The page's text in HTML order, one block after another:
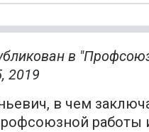
в
2019
в чем
работы